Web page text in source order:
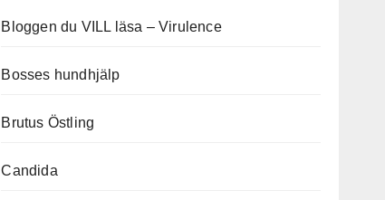
Bloggen du VILL läsa – Virulence
Bosses hundhjälp
Brutus Östling
Candida